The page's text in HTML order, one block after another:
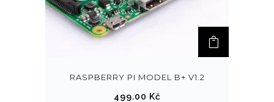
RASPBERRY PI MODEL B+ V1.2
499.00 Kč